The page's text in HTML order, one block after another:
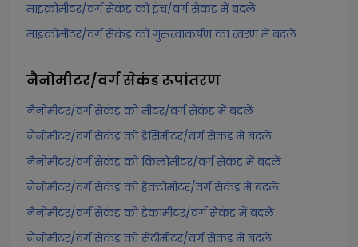
माइक्रोमीटर/वर्ग सेकंड को इंच/वर्ग सेकंड में बदलें
माइक्रोमीटर/वर्ग सेकंड को गुरुत्वाकर्षण का त्वरण में बदलें
नैनोमीटर/वर्ग सेकंडरूपांतरण
नैनोमीटर/वर्ग सेकंड को मीटर/वर्ग सेकंड में बदलें
नैनोमीटर/वर्ग सेकंड को डेसिमीटर/वर्ग सेकंड में बदलें
नैनोमीटर/वर्ग सेकंड को किलोमीटर/वर्ग सेकंड में बदलें
नैनोमीटर/वर्ग सेकंड को हेक्टोमीटर/वर्ग सेकंड में बदलें
नैनोमीटर/वर्ग सेकंड को डेकामीटर/वर्ग सेकंड में बदलें
नैनोमीटर/वर्ग सेकंड को सेंटीमीटर/वर्ग सेकंड में बदलें